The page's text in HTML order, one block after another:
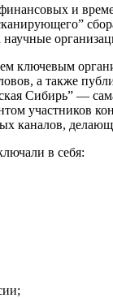
и
ключевым
а также
Сибирь” —
участников
каналов,
в себя: